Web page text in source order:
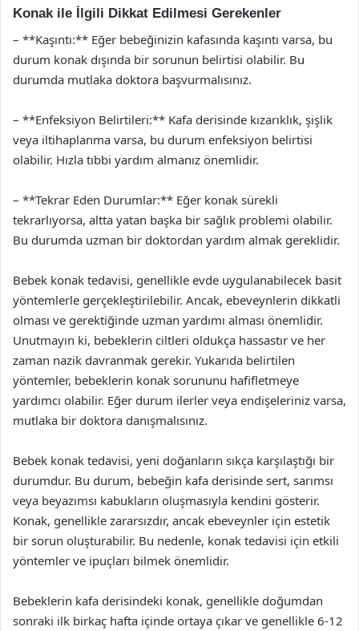
Konak ile İlgili Dikkat Edilmesi Gerekenler
– **Kaşıntı:** Eğer bebeğinizin kafasında kaşıntı varsa, bu
durum konak dışında bir sorunun belirtisi olabilir. Bu
durumda mutlaka doktora başvurmalısınız.
– **Enfeksiyon Belirtileri:** Kafa derisinde kızarıklık, şişlik
veya iltihaplanma varsa, bu durum enfeksiyon belirtisi
olabilir. Hızla tıbbi yardım almanız önemlidir.
– **Tekrar Eden Durumlar:** Eğer konak sürekli
tekrarlıyorsa, altta yatan başka bir sağlık problemi olabilir.
Bu durumda uzman bir doktordan yardım almak gereklidir.
Bebek konak tedavisi, genellikle evde uygulanabilecek basit
yöntemlerle gerçekleştirilebilir. Ancak, ebeveynlerin dikkatli
olması ve gerektiğinde uzman yardımı alması önemlidir.
Unutmayın ki, bebeklerin ciltleri oldukça hassastır ve her
zaman nazik davranmak gerekir. Yukarıda belirtilen
yöntemler, bebeklerin konak sorununu hafifletmeye
yardımcı olabilir. Eğer durum ilerler veya endişeleriniz varsa,
mutlaka bir doktora danışmalısınız.
Bebek konak tedavisi, yeni doğanların sıkça karşılaştığı bir
durumdur. Bu durum, bebeğin kafa derisinde sert, sarımsı
veya beyazımsı kabukların oluşmasıyla kendini gösterir.
Konak, genellikle zararsızdır, ancak ebeveynler için estetik
bir sorun oluşturabilir. Bu nedenle, konak tedavisi için etkili
yöntemler ve ipuçları bilmek önemlidir.
Bebeklerin kafa derisindeki konak, genellikle doğumdan
sonraki ilk birkaç hafta içinde ortaya çıkar ve genellikle 6-12